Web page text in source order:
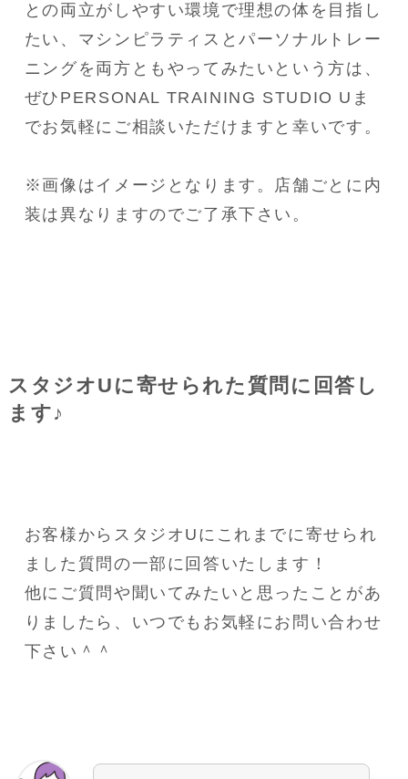
との両立がしやすい環境で理想の体を目指し
たい、マシンピラティスとパーソナルトレー
ニングを両方ともやってみたいという方は、
ぜひPERSONAL TRAINING STUDIO Uま
でお気軽にご相談いただけますと幸いです。
※画像はイメージとなります。店舗ごとに内
装は異なりますのでご了承下さい。
スタジオUに寄せられた質問に回答し
ます♪
お客様からスタジオUにこれまでに寄せられ
ました質問の一部に回答いたします！
他にご質問や聞いてみたいと思ったことがあ
りましたら、いつでもお気軽にお問い合わせ
下さい＾＾